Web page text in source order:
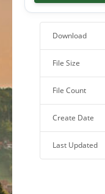
Download
File Size
File Count
Create Date
Last Updated